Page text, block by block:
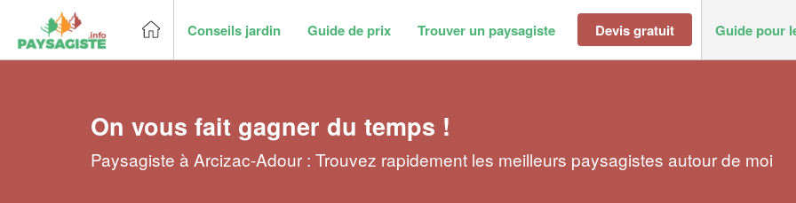
Conseils jardin Guide de prix Trouver un paysagiste Devis gratuit Guide pour
On vous fait gagner du temps !
Paysagiste à Arcizac-Adour : Trouvez rapidement les meilleurs paysagistes autour de moi